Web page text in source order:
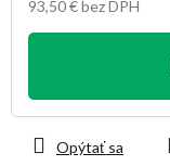
93,50 € bez DPH
Jednotková
Opýtať sa